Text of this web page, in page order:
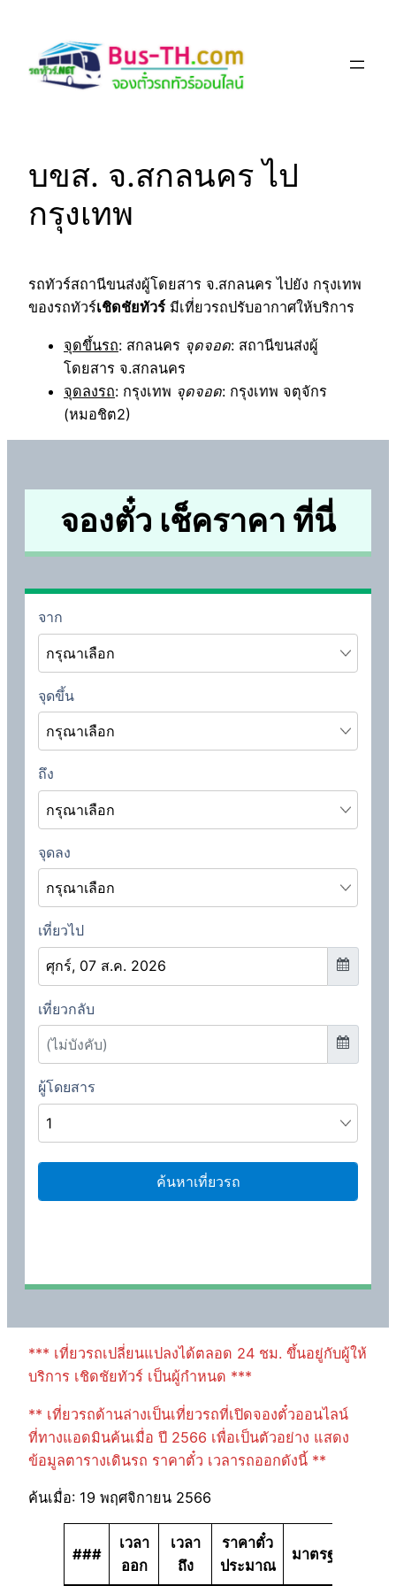
content
บขส. จ.สกลนคร ไป
กรุงเทพ
รถทัวร์สถานีขนส่งผู้โดยสาร จ.สกลนคร ไปยัง กรุงเทพ
ของรถทัวร์เชิดชัยทัวร์ มีเที่ยวรถปรับอากาศให้บริการ
จุดขึ้นรถ: สกลนคร จุดจอด: สถานีขนส่งผู้
โดยสาร จ.สกลนคร
จุดลงรถ: กรุงเทพ จุดจอด: กรุงเทพ จตุจักร
(หมอชิต2)
จองตั๋ว เช็คราคา ที่นี่
*** เที่ยวรถเปลี่ยนแปลงได้ตลอด 24 ชม. ขึ้นอยู่กับผู้ให้
บริการ เชิดชัยทัวร์ เป็นผู้กำหนด ***
** เที่ยวรถด้านล่างเป็นเที่ยวรถที่เปิดจองตั๋วออนไลน์
ที่ทางแอดมินค้นเมื่อ ปี 2566 เพื่อเป็นตัวอย่าง แสดง
ข้อมูลตารางเดินรถ ราคาตั๋ว เวลารถออกดังนี้ **
ค้นเมื่อ: 19 พฤศจิกายน 2566
###
เวลา
ออก
เวลา
ถึง
ราคาตั๋ว
ประมาณ
มาตรฐาน